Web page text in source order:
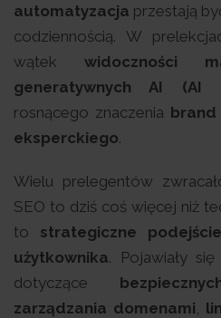
automatyzacja przestają
codziennością. W
wątek widoczności
generatywnych AI (AI
rosnącego znaczenia brand
eksperckiego.
Wielu prelegentów
SEO to dziś coś więcej niż
to strategiczne
użytkownika. Pojawiały
dotyczące
zarządzania domenami